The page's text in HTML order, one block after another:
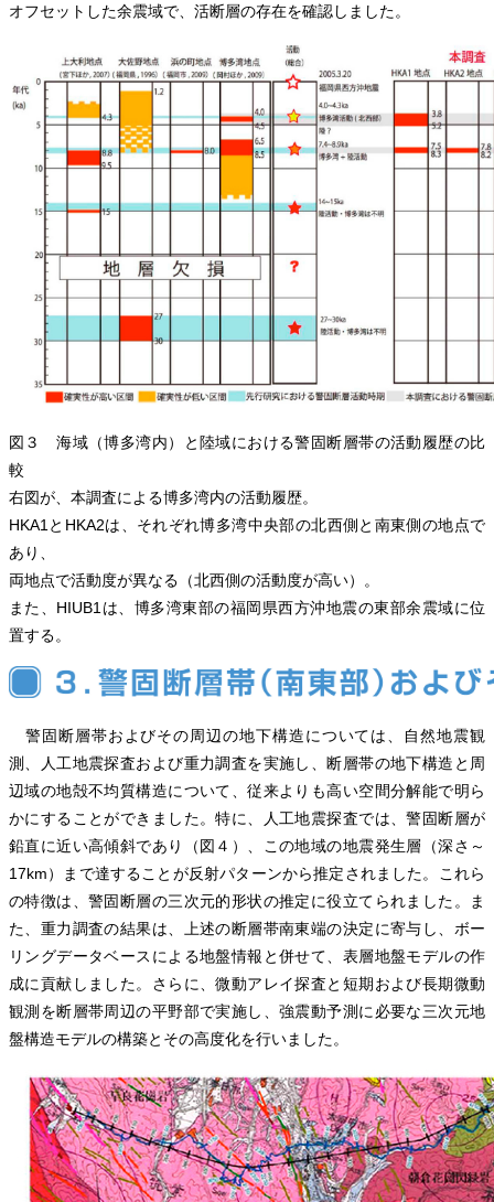
オフセットした余震域で、活断層の存在を確認しました。
図３ 海域（博多湾内）と陸域における警固断層帯の活動履歴の比
較
右図が、本調査による博多湾内の活動履歴。
HKA1とHKA2は、それぞれ博多湾中央部の北西側と南東側の地点で
あり、
両地点で活動度が異なる（北西側の活動度が高い）。
また、HIUB1は、博多湾東部の福岡県西方沖地震の東部余震域に位
置する。
警固断層帯およびその周辺の地下構造については、自然地震観
測、人工地震探査および重力調査を実施し、断層帯の地下構造と周
辺域の地殻不均質構造について、従来よりも高い空間分解能で明ら
かにすることができました。特に、人工地震探査では、警固断層が
鉛直に近い高傾斜であり（図４）、この地域の地震発生層（深さ～
17km）まで達することが反射パターンから推定されました。これら
の特徴は、警固断層の三次元的形状の推定に役立てられました。ま
た、重力調査の結果は、上述の断層帯南東端の決定に寄与し、ボー
リングデータベースによる地盤情報と併せて、表層地盤モデルの作
成に貢献しました。さらに、微動アレイ探査と短期および長期微動
観測を断層帯周辺の平野部で実施し、強震動予測に必要な三次元地
盤構造モデルの構築とその高度化を行いました。